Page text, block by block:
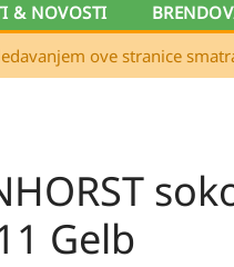
& NOVOSTI
ove stranice
Gelb